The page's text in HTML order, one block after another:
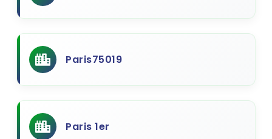
Paris75019
Paris 1er